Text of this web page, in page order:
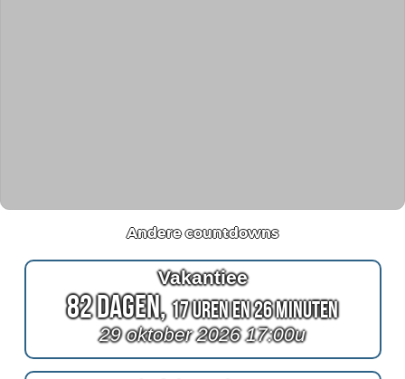
Andere countdowns
Vakantiee
82 Dagen,17 Uren en 26 Minuten
29 oktober 2026 17:00u